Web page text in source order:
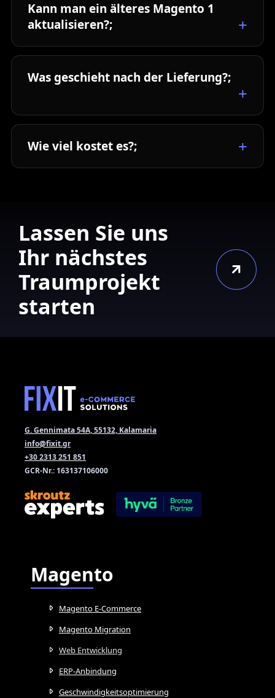
Kann man ein älteres Magento 1
aktualisieren?;
Was geschieht nach der Lieferung?;
Wie viel kostet es?;
Lassen Sie uns
Ihr nächstes
Traumprojekt
starten
G. Gennimata 54A, 55132, Kalamaria
info@fixit.gr
+30 2313 251 851
GCR-Nr.: 163137106000
Magento
Magento E-Commerce
Magento Migration
Web Entwicklung
ERP-Anbindung
Geschwindigkeitsoptimierung